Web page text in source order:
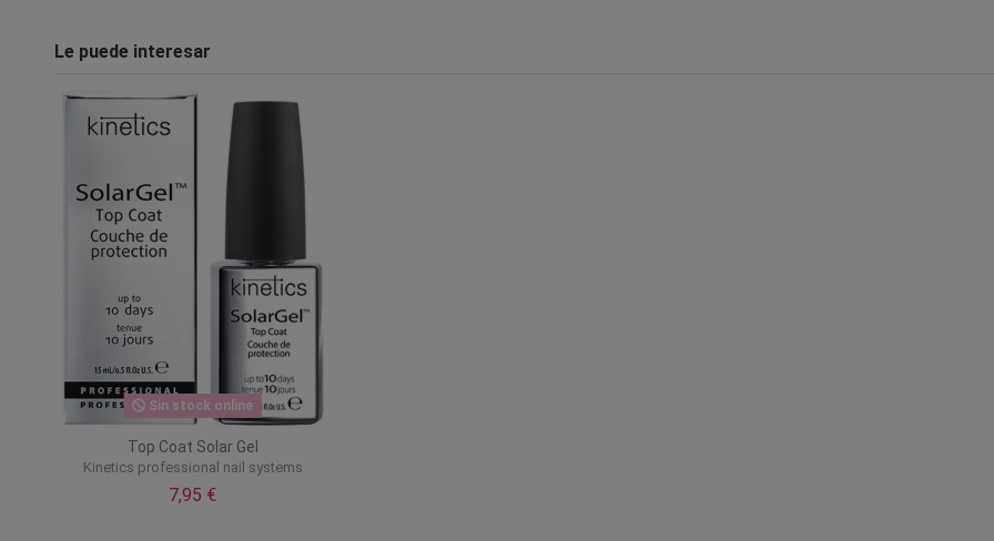
Le puede interesar
Sin stock online
Top Coat Solar Gel
Kinetics professional nail systems
7,95 €